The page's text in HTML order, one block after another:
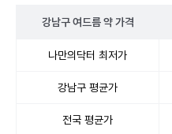
강남구 여드름 약가격
나만의닥터 최저가
강남구 평균가
전국 평균가